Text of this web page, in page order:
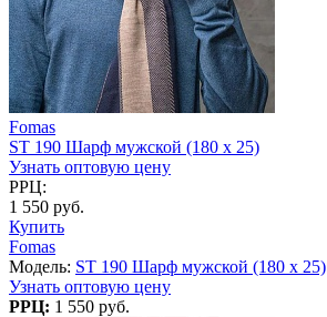
Fomas
ST 190 Шарф мужской (180 x 25)
Узнать оптовую цену
РРЦ:
1 550 руб.
Купить
Fomas
Модель: ST 190 Шарф мужской (180 x 25)
Узнать оптовую цену
РРЦ: 1 550 руб.